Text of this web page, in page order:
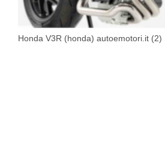
Honda V3R (honda) autoemotori.it (2)